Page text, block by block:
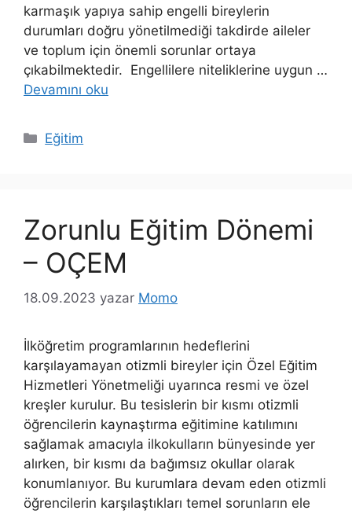
karmaşık yapıya sahip engelli bireylerin
durumları doğru yönetilmediği takdirde aileler
ve toplum için önemli sorunlar ortaya
çıkabilmektedir. Engellilere niteliklerine uygun …
Devamını oku
Kategoriler
Eğitim
Zorunlu Eğitim Dönemi
– OÇEM
18.09.2023 yazar Momo
İlköğretim programlarının hedeflerini
karşılayamayan otizmli bireyler için Özel Eğitim
Hizmetleri Yönetmeliği uyarınca resmi ve özel
kreşler kurulur. Bu tesislerin bir kısmı otizmli
öğrencilerin kaynaştırma eğitimine katılımını
sağlamak amacıyla ilkokulların bünyesinde yer
alırken, bir kısmı da bağımsız okullar olarak
konumlanıyor. Bu kurumlara devam eden otizmli
öğrencilerin karşılaştıkları temel sorunların ele